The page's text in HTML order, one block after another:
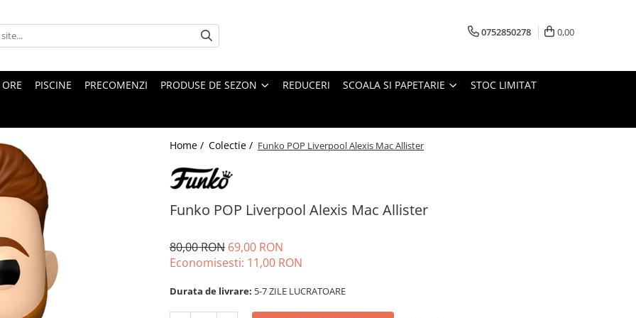
0752850278 0,00
PISCINE PRECOMENZI PRODUSE DE SEZON REDUCERI SCOALA SI PAPETARIE STOC LIMITAT
Home / Colectie / Funko POP Liverpool Alexis Mac Allister
Funko POP Liverpool Alexis Mac Allister
80,00 RON 69,00 RON
Economisesti: 11,00 RON
Durata de livrare: 5-7 ZILE LUCRATOARE